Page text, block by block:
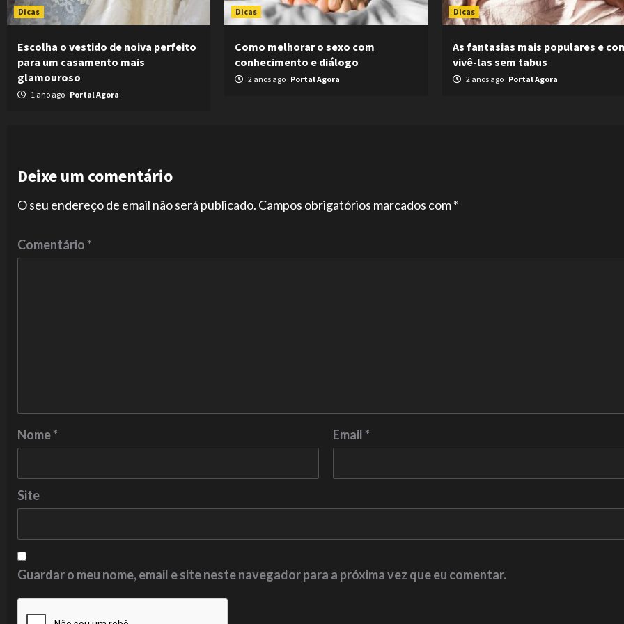
Dicas
Escolha o vestido de noiva perfeito
para um casamento mais
glamouroso
1 ano ago Portal Agora
Dicas
Como melhorar o sexo com
conhecimento e diálogo
2 anos ago Portal Agora
Dicas
As fantasias mais populares e
vivê-las sem tabus
2 anos ago Portal Agora
Deixe um comentário
O seu endereço de email não será publicado. Campos obrigatórios marcados com*
Comentário*
Nome* Email*
Site
Guardar o meu nome, email e site neste navegador para a próxima vez que eu comentar.